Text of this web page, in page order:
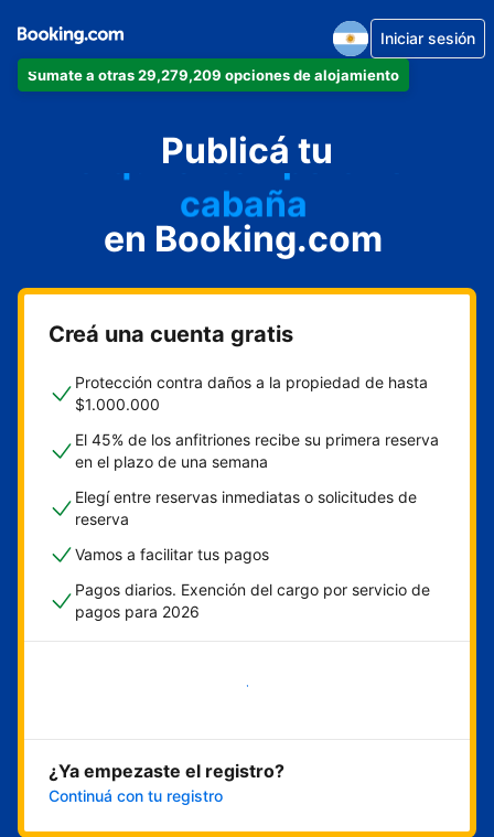
Sumate a otras 29,279,209 opciones de alojamiento
Iniciar sesión
Publicá tu
departamento
hotel
alquiler temporario
cabaña
aparthotel
en Booking.com
Creá una cuenta gratis
Protección contra daños a la propiedad de hasta
$1.000.000
El 45% de los anfitriones recibe su primera reserva
en el plazo de una semana
Elegí entre reservas inmediatas o solicitudes de
reserva
Vamos a facilitar tus pagos
Pagos diarios. Exención del cargo por servicio de
pagos para 2026
Empezar ahora
¿Ya empezaste el registro?
Continuá con tu registro